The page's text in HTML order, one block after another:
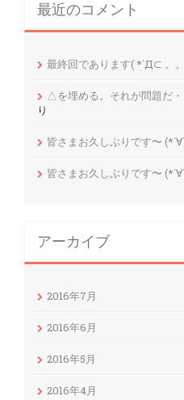
最近のコメント
最終回であります( *´Д⊂ 。。
△を埋める。それが問題だ
り
皆さまお久しぶりです〜
皆さまお久しぶりです〜
アーカイブ
2016年7月
2016年6月
2016年5月
2016年4月